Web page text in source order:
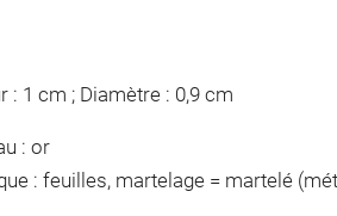
: 1 cm ; Diamètre : 0,9 cm
: or
: feuilles, martelage = martelé